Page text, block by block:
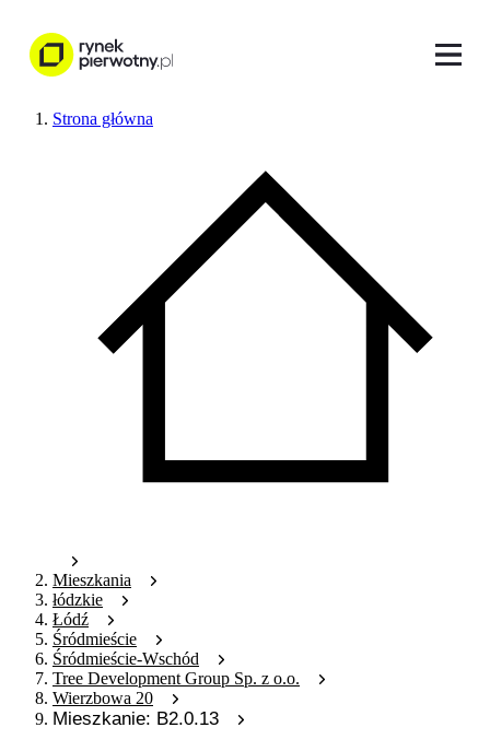
Strona główna
Mieszkania
łódzkie
Łódź
Śródmieście
Śródmieście-Wschód
Tree Development Group Sp. z o.o.
Wierzbowa 20
Mieszkanie: B2.0.13